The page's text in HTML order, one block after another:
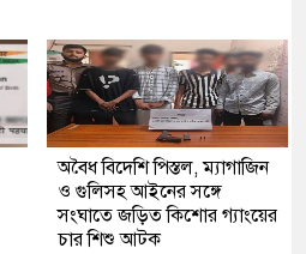
অবৈধ বিদেশি পিস্তল, ম্যাগাজিন
ও গুলিসহ আইনের সঙ্গে
সংঘাতে জড়িত কিশোর গ্যাংয়ের
চার শিশু আটক